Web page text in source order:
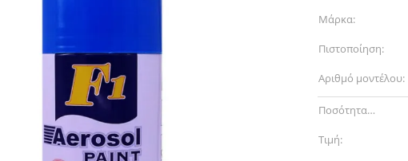
Μάρκα:
Πιστοποίηση:
Αριθμό μοντέλου:
Ποσότητα
παραγγελίας min:
Τιμή: